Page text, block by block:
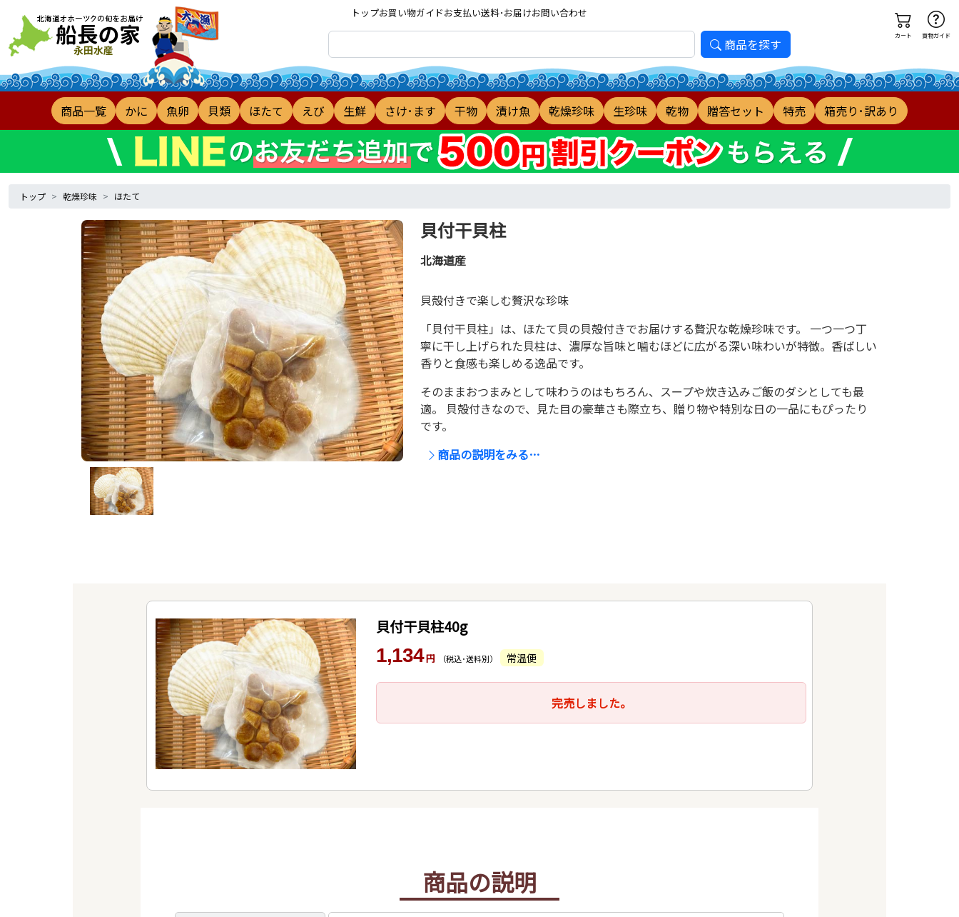
トップお買い物ガイドお支払い送料･お届けお問い合わせ
商品を探す
カート 買物ガイド
商品一覧 かに 魚卵 貝類 ほたて えび 生鮮 さけ･ます 干物 漬け魚 乾燥珍味 生珍味 乾物 贈答セット 特売 箱売り･訳あり
トップ 乾燥珍味 ほたて
貝付干貝柱
北海道産
貝殻付きで楽しむ贅沢な珍味
「貝付干貝柱」は、ほたて貝の貝殻付きでお届けする贅沢な乾燥珍味です。 一つ一つ丁
寧に干し上げられた貝柱は、濃厚な旨味と噛むほどに広がる深い味わいが特徴。香ばしい
香りと食感も楽しめる逸品です。
そのままおつまみとして味わうのはもちろん、スープや炊き込みご飯のダシとしても最
適。 貝殻付きなので、見た目の豪華さも際立ち、贈り物や特別な日の一品にもぴったり
です。
商品の説明をみる…
貝付干貝柱40g
1,134 円 （税込･送料別） 常温便
完売しました。
商品の説明